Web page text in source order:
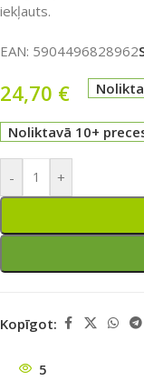
iekļauts.
EAN: 5904496828962
24,70 €
Noliktavā 10+
- +
Kopīgot:
5